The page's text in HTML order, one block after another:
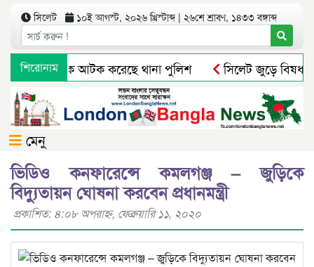
সিলেট ১০ই আগস্ট, ২০২৬ খ্রিস্টাব্দ | ২৬শে শ্রাবণ, ১৪৩৩ বঙ্গাব্দ
শিরোনাম
এক আসামিকে আটক করেছে থানা পুলিশ সিলেট জুড়ে বিষধর
মেনু
ভিডিও কনফারেন্সে কমলগঞ্জ – জুড়িকে
বিদ্যুতায়ন ঘোষনা করবেন প্রধানমন্ত্রী
প্রকাশিত: ৪:০৮ অপরাহ্ণ, ফেব্রুয়ারি ১১, ২০২০